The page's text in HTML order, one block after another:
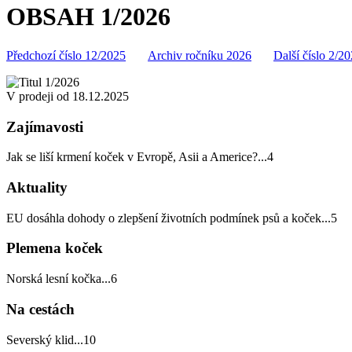
OBSAH 1/2026
Předchozí číslo 12/2025 Archiv ročníku 2026 Další číslo 2/
V prodeji od 18.12.2025
Zajímavosti
Jak se liší krmení koček v Evropě, Asii a Americe?...4
Aktuality
EU dosáhla dohody o zlepšení životních podmínek psů a koček...5
Plemena koček
Norská lesní kočka...6
Na cestách
Severský klid...10